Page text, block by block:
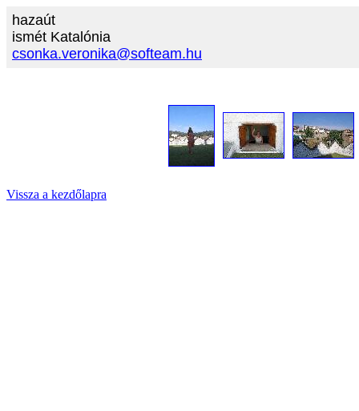
hazaút
ismét Katalónia
csonka.veronika@softeam.hu
Vissza a kezdőlapra